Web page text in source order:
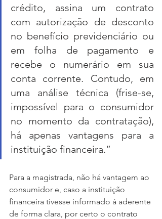
crédito, assina um contrato
com autorização de desconto
no benefício previdenciário ou
em folha de pagamento e
recebe o numerário em sua
conta corrente. Contudo, em
uma análise técnica (frise-se,
impossível para o consumidor
no momento da contratação),
há apenas vantagens para a
instituição financeira.”
Para a magistrada, não há vantagem ao
consumidor e, caso a instituição
financeira tivesse informado à aderente
de forma clara, por certo o contrato